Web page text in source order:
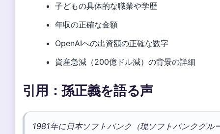
子どもの具体的な職業や学歴
年収の正確な金額
OpenAIへの出資額の正確な数字
資産急減（200億ドル減）の背景の詳細
引用：孫正義を語る声
1981年に日本ソフトバンク（現ソフトバンクグル